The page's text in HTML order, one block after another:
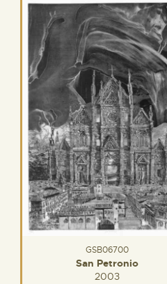
GSB06700
San Petronio
2003